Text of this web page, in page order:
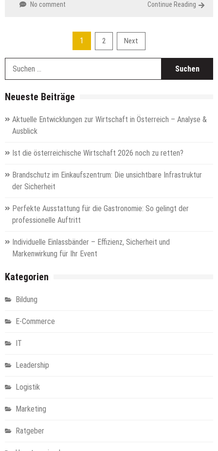
No comment Continue Reading
Seitennummerierung
der
Beiträge
1 2 Next
Neueste Beiträge
Aktuelle Entwicklungen zur Wirtschaft in Österreich – Analyse &
Ausblick
Ist die österreichische Wirtschaft 2026 noch zu retten?
Brandschutz im Einkaufszentrum: Die unsichtbare Infrastruktur
der Sicherheit
Perfekte Ausstattung für die Gastronomie: So gelingt der
professionelle Auftritt
Individuelle Einlassbänder – Effizienz, Sicherheit und
Markenwirkung für Ihr Event
Kategorien
Bildung
E-Commerce
IT
Leadership
Logistik
Marketing
Ratgeber